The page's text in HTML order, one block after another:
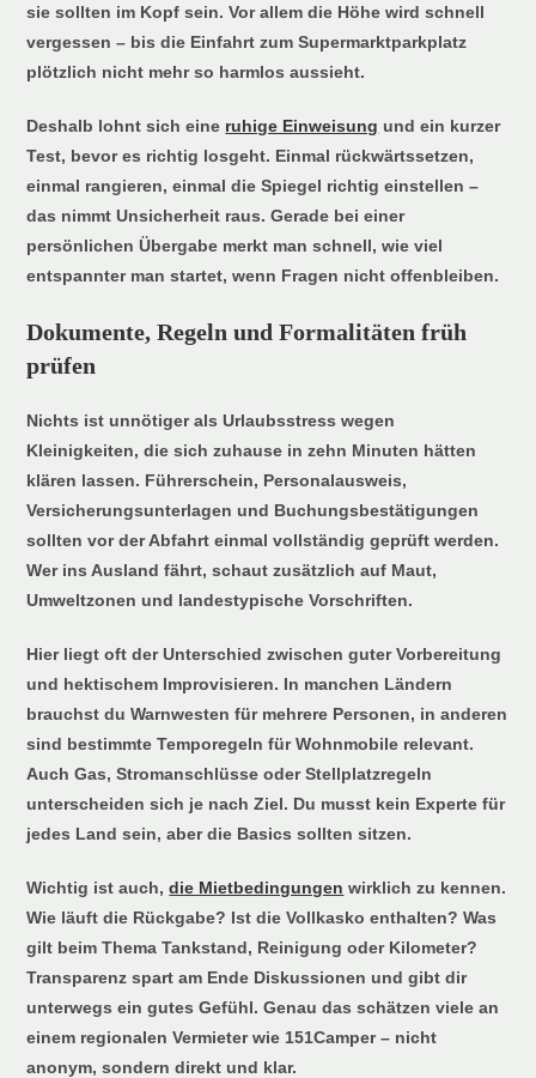
sie sollten im Kopf sein. Vor allem die Höhe wird schnell
vergessen – bis die Einfahrt zum Supermarktparkplatz
plötzlich nicht mehr so harmlos aussieht.
Deshalb lohnt sich eine ruhige Einweisung und ein kurzer
Test, bevor es richtig losgeht. Einmal rückwärtssetzen,
einmal rangieren, einmal die Spiegel richtig einstellen –
das nimmt Unsicherheit raus. Gerade bei einer
persönlichen Übergabe merkt man schnell, wie viel
entspannter man startet, wenn Fragen nicht offenbleiben.
Dokumente, Regeln und Formalitäten früh
prüfen
Nichts ist unnötiger als Urlaubsstress wegen
Kleinigkeiten, die sich zuhause in zehn Minuten hätten
klären lassen. Führerschein, Personalausweis,
Versicherungsunterlagen und Buchungsbestätigungen
sollten vor der Abfahrt einmal vollständig geprüft werden.
Wer ins Ausland fährt, schaut zusätzlich auf Maut,
Umweltzonen und landestypische Vorschriften.
Hier liegt oft der Unterschied zwischen guter Vorbereitung
und hektischem Improvisieren. In manchen Ländern
brauchst du Warnwesten für mehrere Personen, in anderen
sind bestimmte Temporegeln für Wohnmobile relevant.
Auch Gas, Stromanschlüsse oder Stellplatzregeln
unterscheiden sich je nach Ziel. Du musst kein Experte für
jedes Land sein, aber die Basics sollten sitzen.
Wichtig ist auch,die Mietbedingungen wirklich zu kennen.
Wie läuft die Rückgabe? Ist die Vollkasko enthalten? Was
gilt beim Thema Tankstand, Reinigung oder Kilometer?
Transparenz spart am Ende Diskussionen und gibt dir
unterwegs ein gutes Gefühl. Genau das schätzen viele an
einem regionalen Vermieter wie 151Camper – nicht
anonym, sondern direkt und klar.